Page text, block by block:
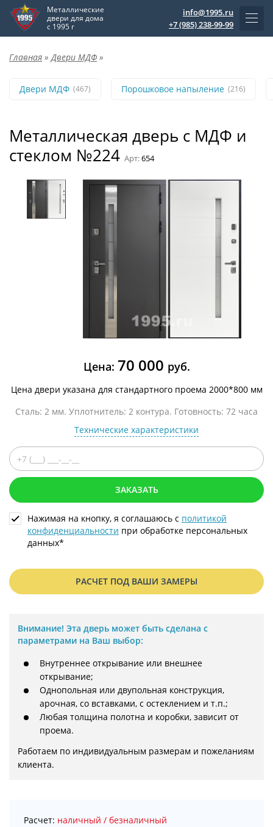
Металлические
двери для дома
с 1995 г
info@1995.ru
+7 (985) 238-99-99
Главная » Двери МДФ »
Двери МДФ (467) Порошковое напыление (216)
Металлическая дверь с МДФ и
стеклом №224 Арт:654
Цена: 70 000 руб.
Цена двери указана для стандартного проема 2000*800 мм
Сталь: 2 мм. Уплотнитель: 2 контура. Готовность: 72 часа
Технические характеристики
ЗАКАЗАТЬ
Нажимая на кнопку, я соглашаюсь с политикой
конфиденциальности при обработке персональных
данных*
РАСЧЕТ ПОД ВАШИ ЗАМЕРЫ
Внимание! Эта дверь может быть сделана с
параметрами на Ваш выбор:
Внутреннее открывание или внешнее
открывание;
Однопольная или двупольная конструкция,
арочная, со вставками, с остеклением и т.п.;
Любая толщина полотна и коробки, зависит от
проема.
Работаем по индивидуальным размерам и пожеланиям
клиента.
Расчет: наличный / безналичный